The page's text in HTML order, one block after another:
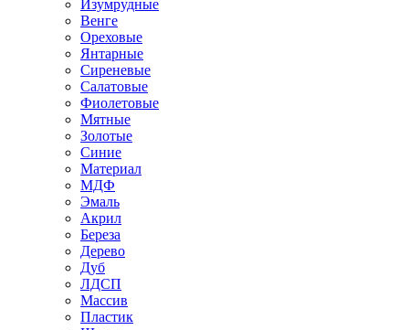
Изумрудные
Венге
Ореховые
Янтарные
Сиреневые
Салатовые
Фиолетовые
Мятные
Золотые
Синие
Материал
МДФ
Эмаль
Акрил
Береза
Дерево
Дуб
ЛДСП
Массив
Пластик